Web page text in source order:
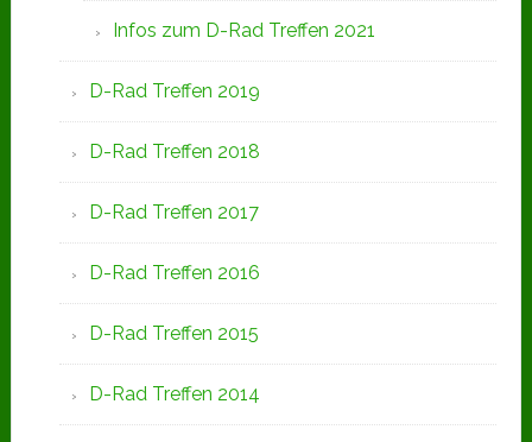
Infos zum D-Rad Treffen 2021
D-Rad Treffen 2019
D-Rad Treffen 2018
D-Rad Treffen 2017
D-Rad Treffen 2016
D-Rad Treffen 2015
D-Rad Treffen 2014